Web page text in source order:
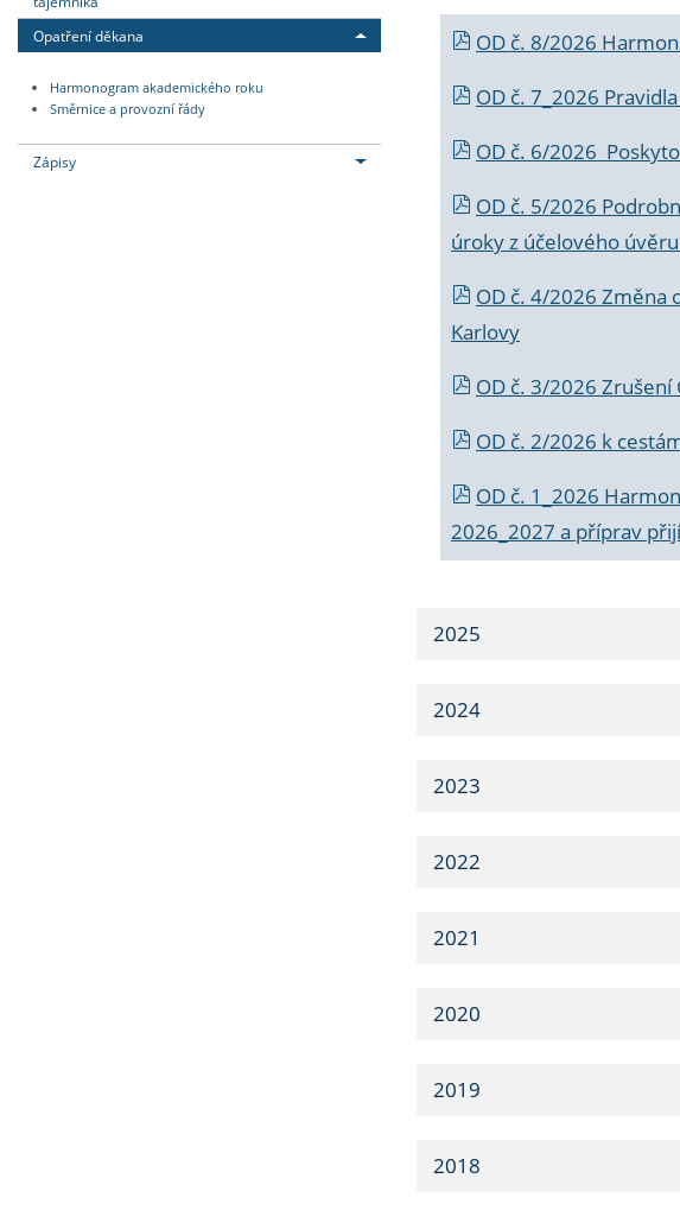
Opatření děkana
Harmonogram akademického roku
Směrnice a provozní řády
Zápisy
OD č. 8/2026
OD č. 7_2026
OD č. 6/2026
OD č. 5/2026
úroky z účelového
OD č. 4/2026 Změna
Karlovy
OD č. 3/2026
OD č. 2/2026 k
OD č. 1_2026
2026_2027 a příprav
2025
2024
2023
2022
2021
2020
2019
2018